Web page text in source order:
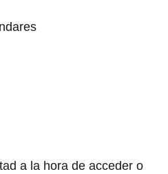
a la hora de acceder o